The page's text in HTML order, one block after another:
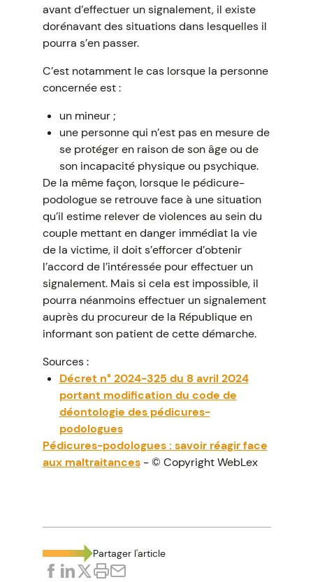
avant d’effectuer un signalement, il existe
dorénavant des situations dans lesquelles il
pourra s’en passer.
C’est notamment le cas lorsque la personne
concernée est :
un mineur ;
une personne qui n’est pas en mesure de
se protéger en raison de son âge ou de
son incapacité physique ou psychique.
De la même façon, lorsque le pédicure-
podologue se retrouve face à une situation
qu’il estime relever de violences au sein du
couple mettant en danger immédiat la vie
de la victime, il doit s’efforcer d’obtenir
l’accord de l’intéressée pour effectuer un
signalement. Mais si cela est impossible, il
pourra néanmoins effectuer un signalement
auprès du procureur de la République en
informant son patient de cette démarche.
Sources :
Décret n° 2024-325 du 8 avril 2024
portant modification du code de
déontologie des pédicures-
podologues
Pédicures-podologues : savoir réagir face
aux maltraitances- © Copyright WebLex
Partager l'article